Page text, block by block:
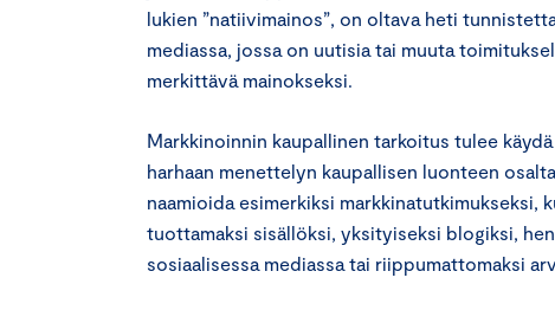
lukien ”natiivimainos”, on oltava heti
mediassa, jossa on uutisia tai muuta
merkittävä mainokseksi.
Markkinoinnin kaupallinen tarkoitus tulee
harhaan menettelyn kaupallisen luonteen
naamioida esimerkiksi markkinatutkimukseksi,
tuottamaksi sisällöksi, yksityiseksi blogiksi,
sosiaalisessa mediassa tai riippumattomaksi